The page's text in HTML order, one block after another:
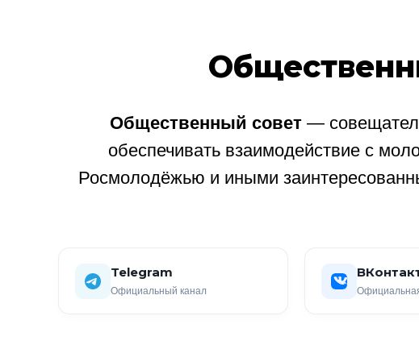
Общественный совет—
обеспечивать взаимодействие с
Росмолодёжью и иными
Telegram
Официальный канал